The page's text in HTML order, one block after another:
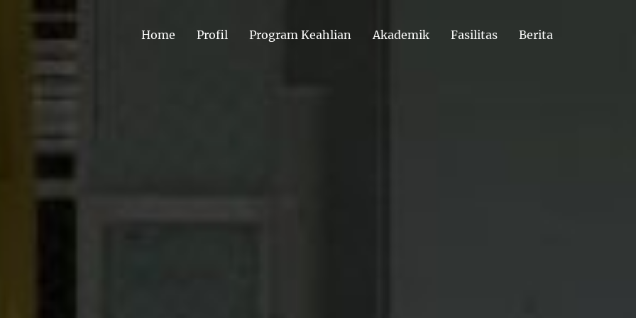
Home Profil Program Keahlian Akademik Fasilitas Berita